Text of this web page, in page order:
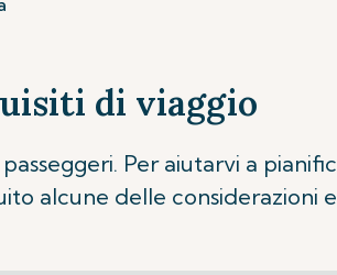
di viaggio
Per aiutarvi a
alcune delle considerazioni